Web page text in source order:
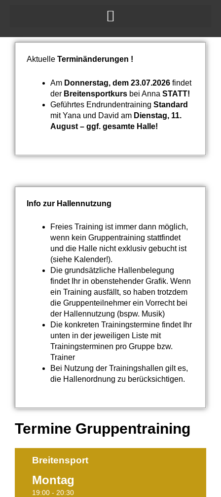
Aktuelle Terminänderungen !
Am Donnerstag, dem 23.07.2026 findet
der Breitensportkurs bei Anna STATT!
Geführtes Endrundentraining Standard
mit Yana und David am Dienstag, 11.
August – ggf. gesamte Halle!
Info zur Hallennutzung
Freies Training ist immer dann möglich,
wenn kein Gruppentraining stattfindet
und die Halle nicht exklusiv gebucht ist
(siehe Kalender!).
Die grundsätzliche Hallenbelegung
findet Ihr in obenstehender Grafik. Wenn
ein Training ausfällt, so haben trotzdem
die Gruppenteilnehmer ein Vorrecht bei
der Hallennutzung (bspw. Musik)
Die konkreten Trainingstermine findet Ihr
unten in der jeweiligen Liste mit
Trainingsterminen pro Gruppe bzw.
Trainer
Bei Nutzung der Trainingshallen gilt es,
die Hallenordnung zu berücksichtigen.
Termine Gruppentraining
Breitensport
Montag
19:00 - 20:30